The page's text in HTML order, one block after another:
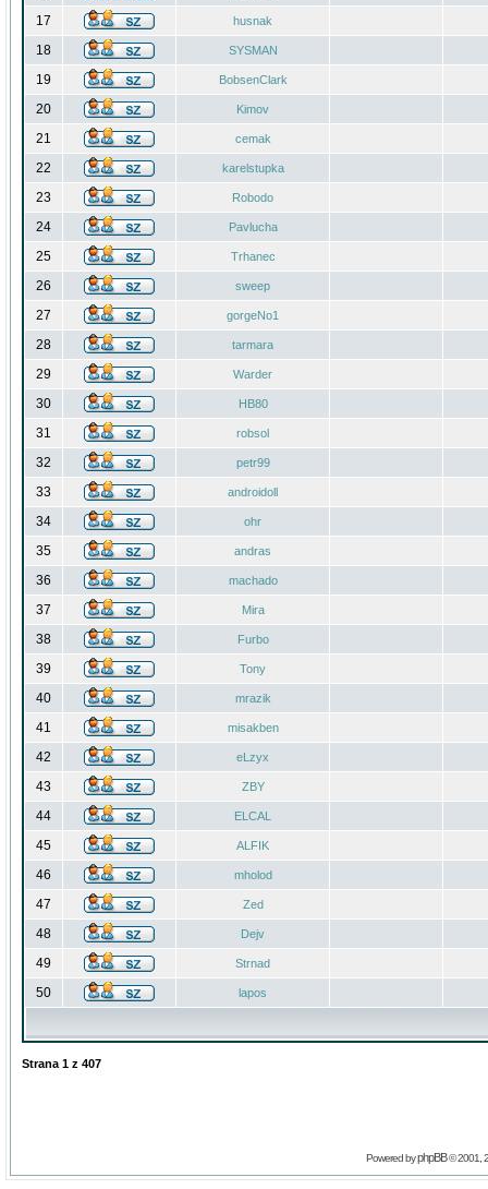
17 husnak
18 SYSMAN
19 BobsenClark
20 Kimov
21 cemak
22 karelstupka
23 Robodo
24 Pavlucha
25 Trhanec
26 sweep
27 gorgeNo1
28 tarmara
29 Warder
30 HB80
31 robsol
32 petr99
33 androidoll
34 ohr
35 andras
36 machado
37 Mira
38 Furbo
39 Tony
40 mrazik
41 misakben
42 eLzyx
43 ZBY
44 ELCAL
45 ALFIK
46 mholod
47 Zed
48 Dejv
49 Strnad
50 lapos
Strana 1 z 407
Powered byphpBB© 2001,